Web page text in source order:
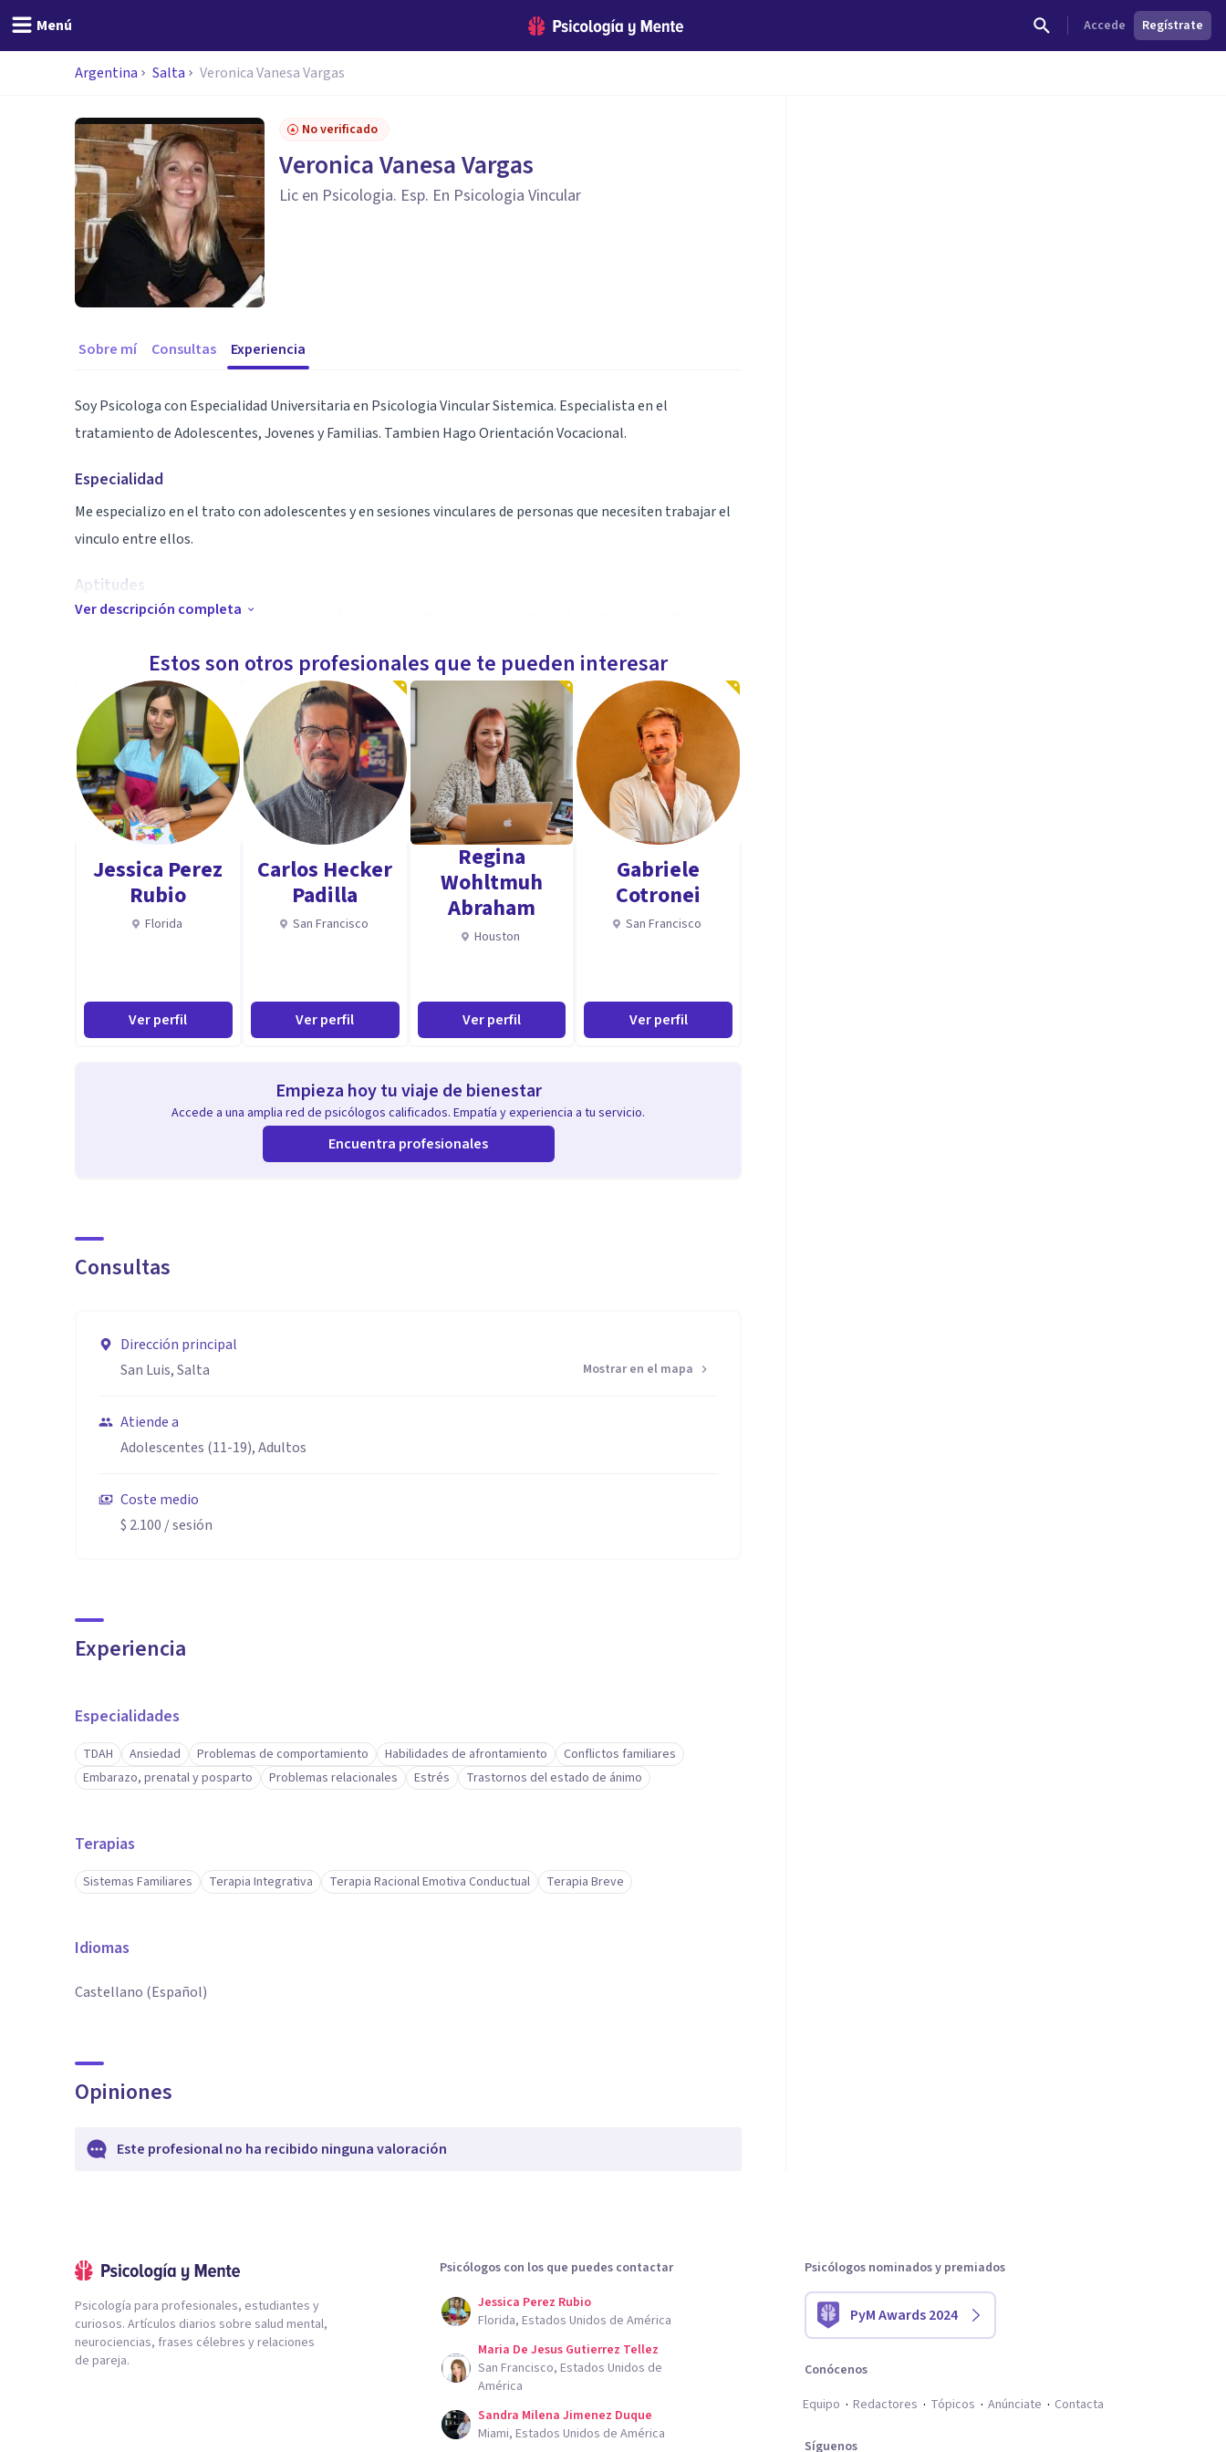
Menú Accede Regístrate
Argentina Salta Veronica Vanesa Vargas
No verificado
Veronica Vanesa Vargas
Lic en Psicologia. Esp. En Psicologia Vincular
Sobre mí Consultas Experiencia
Soy Psicologa con Especialidad Universitaria en Psicologia Vincular Sistemica. Especialista en el
tratamiento de Adolescentes, Jovenes y Familias. Tambien Hago Orientación Vocacional.
Especialidad
Me especializo en el trato con adolescentes y en sesiones vinculares de personas que necesiten trabajar el
vinculo entre ellos.
Aptitudes
Egrese de la Universidad de San Luis con la formación en Psicología Cognitiva Integrativa. Luego hice la
Hospital Italiano de Buenos Aires en Psicología Vincular.
Ver descripción completa
Estos son otros profesionales que te pueden interesar
Jessica Perez
Rubio
Florida
Ver perfil
Carlos Hecker
Padilla
San Francisco
Ver perfil
Regina
Wohltmuh
Abraham
Houston
Ver perfil
Gabriele
Cotronei
San Francisco
Ver perfil
Empieza hoy tu viaje de bienestar
Accede a una amplia red de psicólogos calificados. Empatía y experiencia a tu servicio.
Encuentra profesionales
Consultas
Dirección principal
San Luis, Salta
Mostrar en el mapa
Atiende a
Adolescentes (11-19), Adultos
Coste medio
$ 2.100 / sesión
Experiencia
Especialidades
TDAH Ansiedad Problemas de comportamiento Habilidades de afrontamiento
Conflictos familiares
Embarazo, prenatal y posparto
Problemas relacionales Estrés Trastornos del estado de ánimo
Terapias
Sistemas Familiares Terapia Integrativa Terapia Racional Emotiva Conductual Terapia Breve
Idiomas
Castellano (Español)
Opiniones
Este profesional no ha recibido ninguna valoración
Psicología para profesionales, estudiantes y
curiosos. Artículos diarios sobre salud mental,
neurociencias, frases célebres y relaciones
de pareja.
Psicólogos con los que puedes contactar
Jessica Perez Rubio
Florida, Estados Unidos de América
Maria De Jesus Gutierrez Tellez
San Francisco, Estados Unidos de
América
Sandra Milena Jimenez Duque
Miami, Estados Unidos de América
Psicólogos nominados y premiados
PyM Awards 2024
Conócenos
Equipo
Redactores Tópicos Anúnciate Contacta
Síguenos